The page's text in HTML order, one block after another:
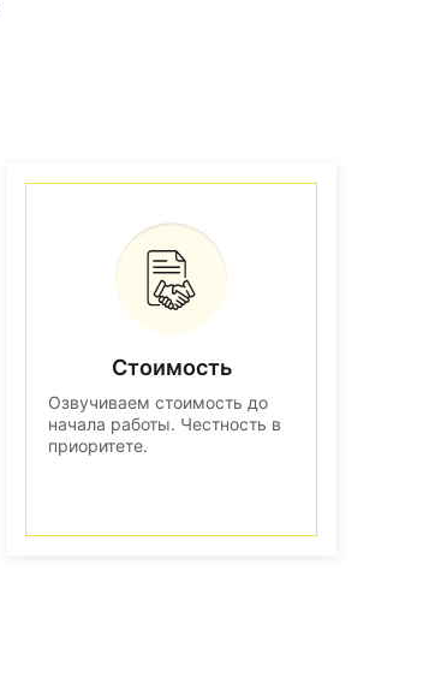
Стоимость
Озвучиваем стоимость до
начала работы. Честность в
приоритете.